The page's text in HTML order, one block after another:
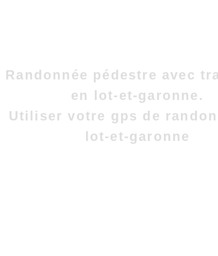
Randonnée pédestre avec
en lot-et-garonne.
Utiliser votre gps de
lot-et-garonne